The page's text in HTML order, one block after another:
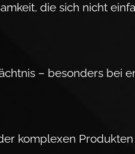
die sich nicht
– be­sonders bei
kom­plexen